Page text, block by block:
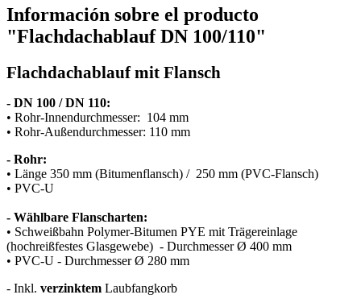
Información sobre el producto
"Flachdachablauf DN 100/110"
Flachdachablauf mit Flansch
- DN 100 / DN 110:
• Rohr-Innendurchmesser: 104 mm
• Rohr-Außendurchmesser: 110 mm
- Rohr:
• Länge 350 mm (Bitumenflansch) / 250 mm (PVC-Flansch)
• PVC-U
- Wählbare Flanscharten:
• Schweißbahn Polymer-Bitumen PYE mit Trägereinlage
(hochreißfestes Glasgewebe) - Durchmesser Ø 400 mm
• PVC-U - Durchmesser Ø 280 mm
- Inkl. verzinktem Laubfangkorb